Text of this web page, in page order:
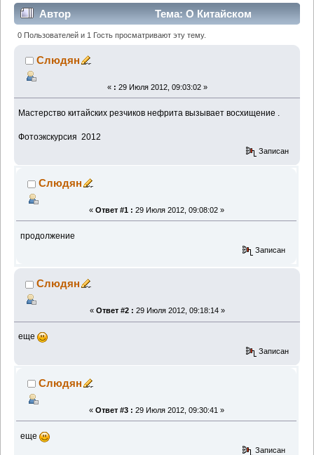
Автор
Тема: О Китайском
нефрите (Прочитано 6617 раз)
0 Пользователей и 1 Гость просматривают эту тему.
Слюдян
« : 29 Июля 2012, 09:03:02 »
Мастерство китайских резчиков нефрита вызывает восхищение .
Фотоэкскурсия 2012
Записан
Слюдян
« Ответ #1 : 29 Июля 2012, 09:08:02 »
продолжение
Записан
Слюдян
« Ответ #2 : 29 Июля 2012, 09:18:14 »
еще
Записан
Слюдян
« Ответ #3 : 29 Июля 2012, 09:30:41 »
еще
Записан